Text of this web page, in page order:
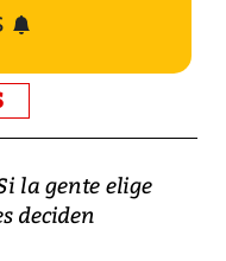
la gente elige
deciden